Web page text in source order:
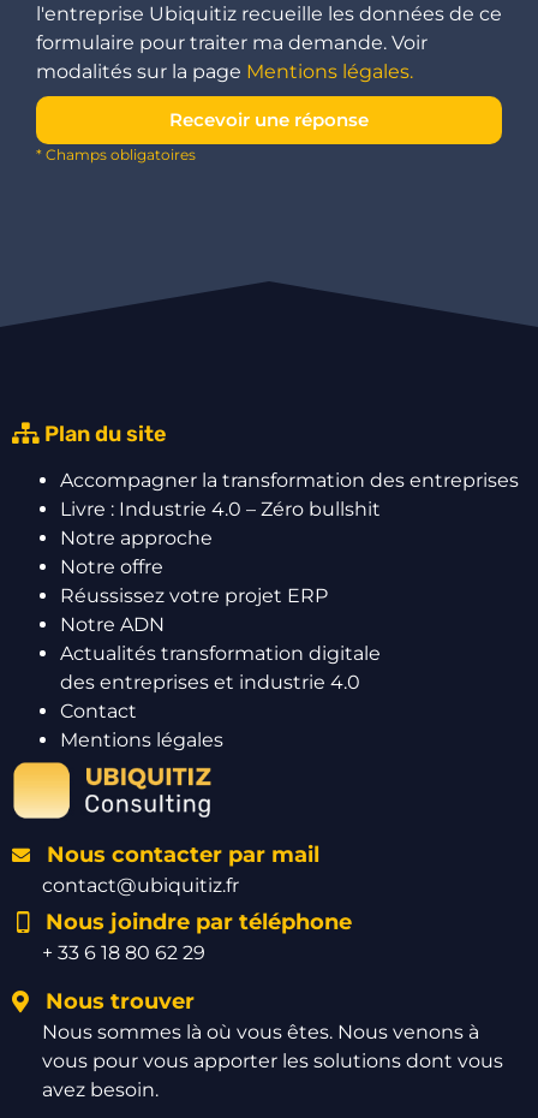
l'entreprise Ubiquitiz recueille les données de ce
formulaire pour traiter ma demande. Voir
modalités sur la page Mentions légales.
Recevoir une réponse
* Champs obligatoires
Plan du site
Accompagner la transformation des entreprises
Livre : Industrie 4.0 – Zéro bullshit
Notre approche
Notre offre
Réussissez votre projet ERP
Notre ADN
Actualités transformation digitale
des entreprises et industrie 4.0
Contact
Mentions légales
Nous contacter par mail
contact@ubiquitiz.fr
Nous joindre par téléphone
+ 33 6 18 80 62 29
Nous trouver
Nous sommes là où vous êtes. Nous venons à
vous pour vous apporter les solutions dont vous
avez besoin.